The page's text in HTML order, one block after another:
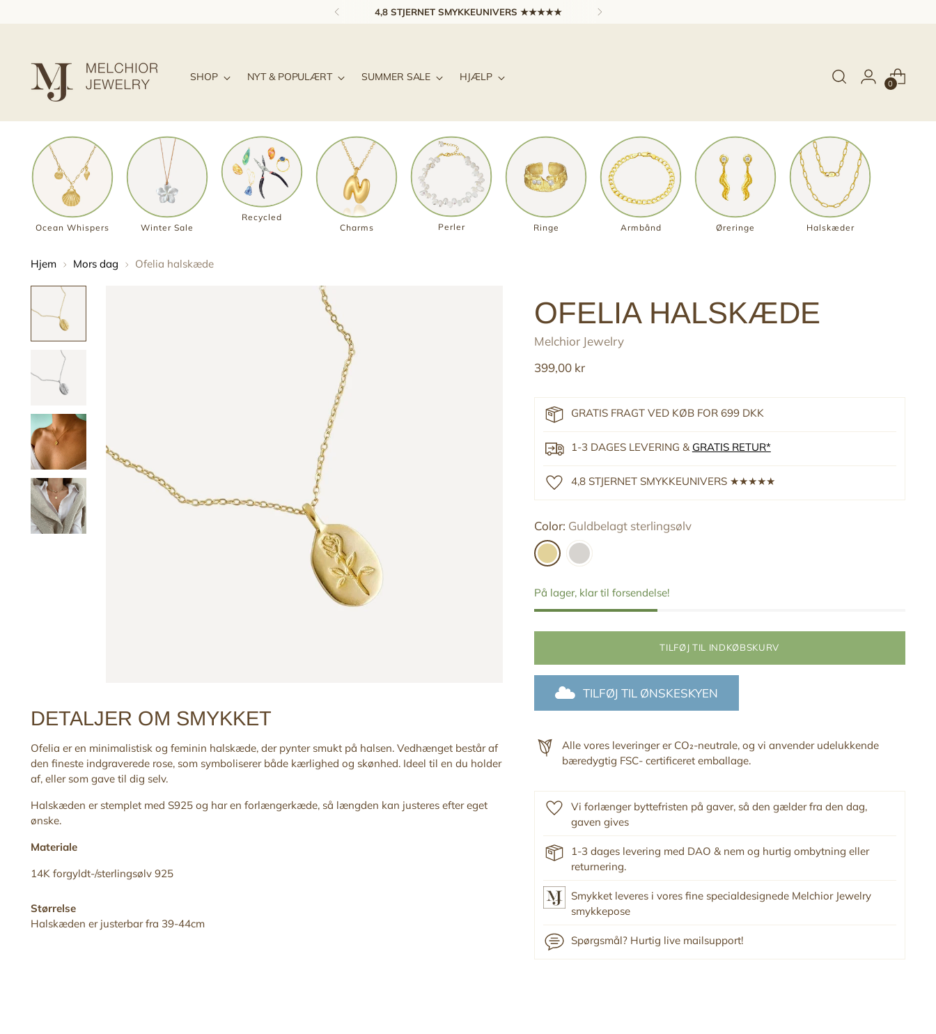
4,8 STJERNET SMYKKEUNIVERS ★★★★★
SHOP NYT & POPULÆRT SUMMER SALE HJÆLP
0
Ocean Whispers Winter Sale
Recycled
Charms
Perler Ringe Armbånd Øreringe Halskæder
Hjem Mors dag Ofelia halskæde
DETALJER OM SMYKKET
Ofelia er en minimalistisk og feminin halskæde, der pynter smukt på halsen.Vedhænget består af
den fineste indgraverede rose, som symboliserer både kærlighed og skønhed. Ideel til en du holder
af, eller som gave til dig selv.
Halskæden er stemplet med S925 og har en forlængerkæde, så længden kan justeres efter eget
ønske.
Materiale
14K forgyldt-/sterlingsølv 925
Størrelse
Halskæden er justerbar fra 39-44cm
OFELIA HALSKÆDE
Melchior Jewelry
Reguler
399,00 kr
GRATIS FRAGT VED KØB FOR 699 DKK
1-3 DAGES LEVERING & GRATIS RETUR*
4,8 STJERNET SMYKKEUNIVERS ★★★★★
Color: Guldbelagt sterlingsølv
På lager, klar til forsendelse!
TILFØJ TIL INDKØBSKURV
TILFØJ TIL ØNSKESKYEN
Alle vores leveringer er CO₂-neutrale, og vi anvender udelukkende
bæredygtig FSC- certificeret emballage.
Vi forlænger byttefristen på gaver, så den gælder fra den dag,
gaven gives
1-3 dages levering med DAO & nem og hurtig ombytning eller
returnering.
Smykket leveres i vores fine specialdesignede Melchior Jewelry
smykkepose
Spørgsmål? Hurtig live mailsupport!